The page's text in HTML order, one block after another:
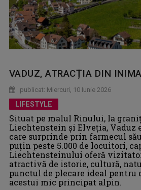
VADUZ, ATRACȚIA DIN
publicat: Miercuri, 10 Iunie 2026
LIFESTYLE
Situat pe malul Rinului, la
Liechtenstein și Elveția, Vaduz
care surprinde prin farmecul
puțin peste 5.000 de locuitori,
Liechtensteinului oferă
atractivă de istorie, cultură,
punctul de plecare ideal pentru
acestui mic principat alpin.